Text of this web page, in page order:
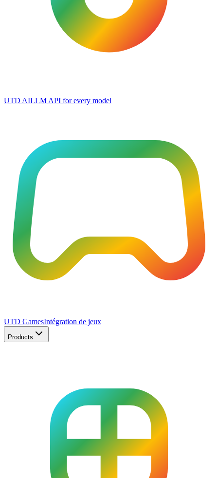
UTD AILLM API for every model
UTD GamesIntégration de jeux
Products